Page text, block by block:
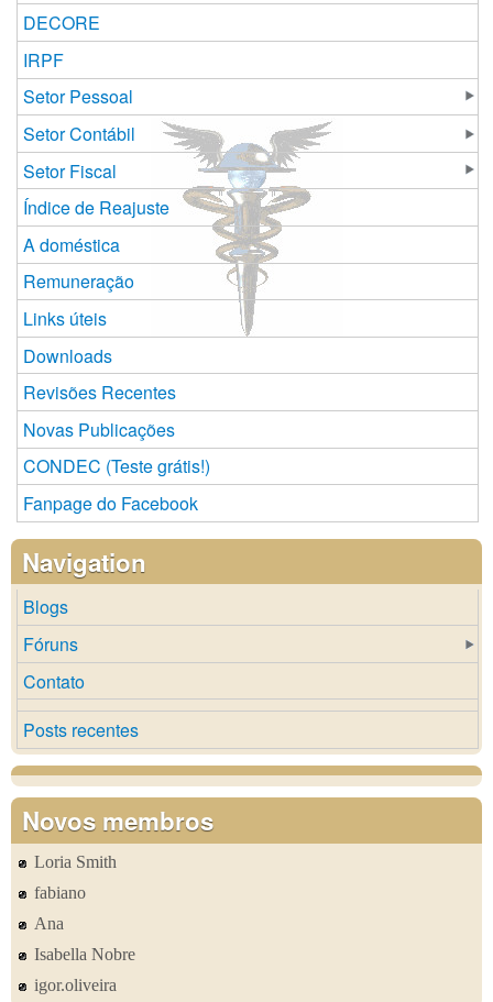
DECORE
IRPF
Setor Pessoal
Setor Contábil
Setor Fiscal
Índice de Reajuste
A doméstica
Remuneração
Links úteis
Downloads
Revisões Recentes
Novas Publicações
CONDEC (Teste grátis!)
Fanpage do Facebook
Navigation
Blogs
Fóruns
Contato
Posts recentes
Novos membros
Loria Smith
fabiano
Ana
Isabella Nobre
igor.oliveira